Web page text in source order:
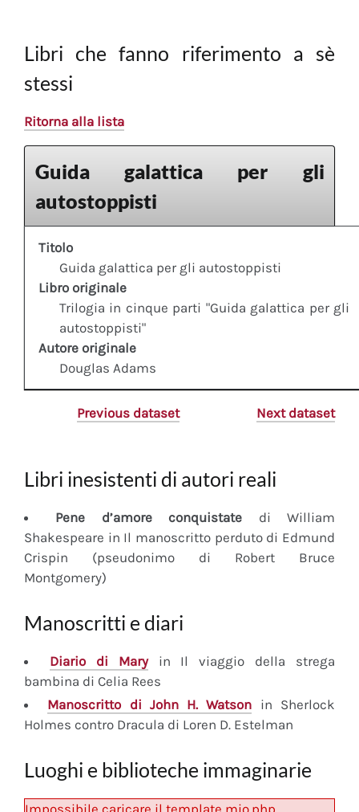
Libri che fanno riferimento a sè
stessi
Ritorna alla lista
Guida galattica per gli
autostoppisti
Titolo
Guida galattica per gli autostoppisti
Libro originale
Trilogia in cinque parti "Guida galattica per gli
autostoppisti"
Autore originale
Douglas Adams
Previous dataset Next dataset
Libri inesistenti di autori reali
Pene d’amore conquistate di William
Shakespeare in Il manoscritto perduto di Edmund
Crispin (pseudonimo di Robert Bruce
Montgomery)
Manoscritti e diari
Diariodi Maryin Il viaggio della strega
bambina di Celia Rees
Manoscritto di John H. Watson in Sherlock
Holmes contro Dracula di Loren D. Estelman
Luoghi e biblioteche immaginarie
Impossibile caricare il template mio.php